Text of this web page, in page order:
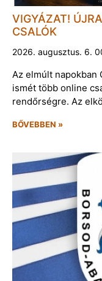
VIGYÁZAT!
CSALÓK
2026. augusztus. 6.
Az elmúlt napokban
ismét több online
rendőrségre. Az
BŐVEBBEN »